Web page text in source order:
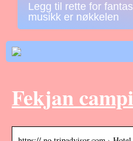
Legg til rette for
musikk er nøkkelen
Fekjan